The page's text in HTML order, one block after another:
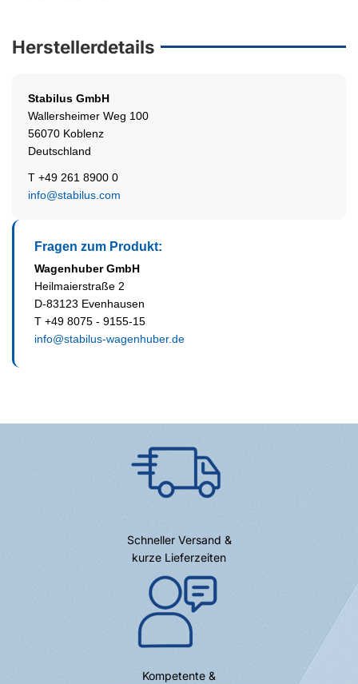
Herstellerdetails
Stabilus GmbH
Wallersheimer Weg 100
56070 Koblenz
Deutschland
T +49 261 8900 0
info@stabilus.com
Fragen zum Produkt:
Wagenhuber GmbH
Heilmaierstraße 2
D-83123 Evenhausen
T +49 8075 - 9155-15
info@stabilus-wagenhuber.de
Schneller Versand &
kurze Lieferzeiten
Kompetente &